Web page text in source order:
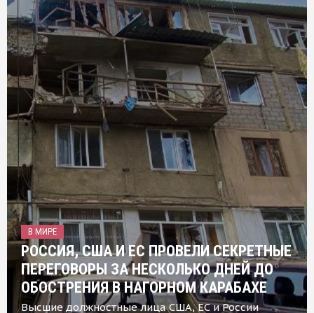
В МИРЕ
РОССИЯ, США И ЕС ПРОВЕЛИ СЕКРЕТНЫЕ
ПЕРЕГОВОРЫ ЗА НЕСКОЛЬКО ДНЕЙ ДО
ОБОСТРЕНИЯ В НАГОРНОМ КАРАБАХЕ
Высшие должностные лица США, ЕС и России